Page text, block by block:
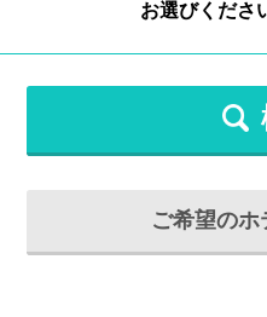
ご希望の